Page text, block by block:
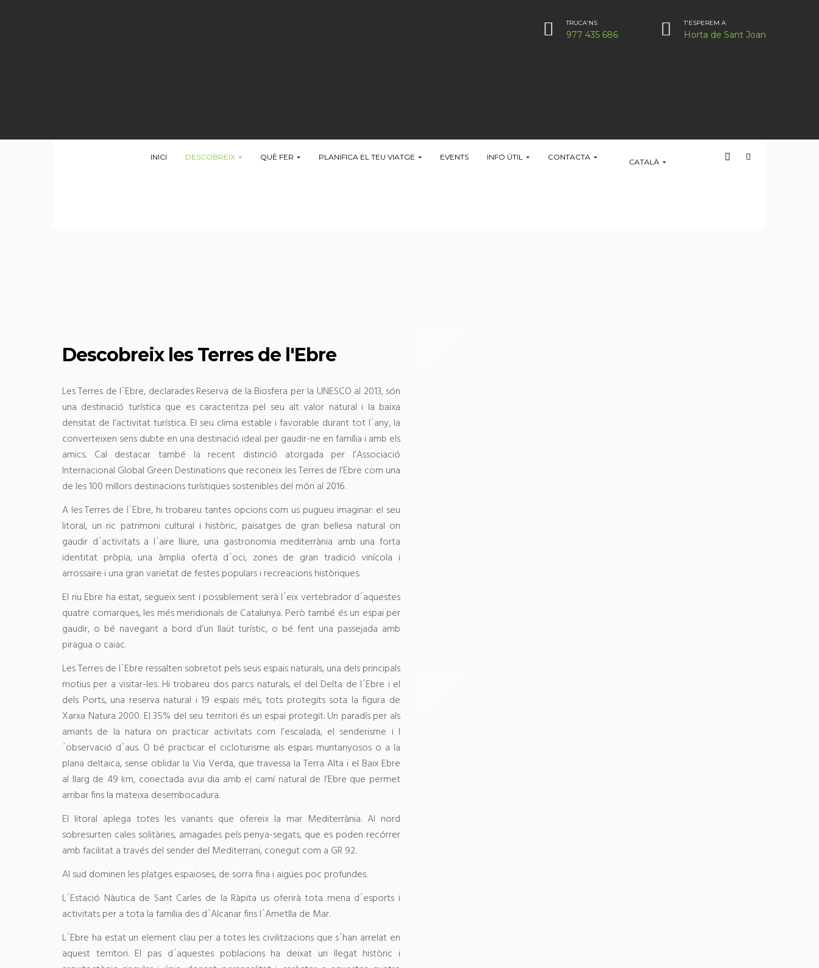
TRUCA'NS
977 435 686
T'ESPEREM A
Horta de Sant Joan
INICI DESCOBREIX QUÈ FER PLANIFICA EL TEU VIATGE EVENTS INFO ÚTIL CONTACTA
CATALÀ
Descobreix les Terres de l'Ebre
Les Terres de l´Ebre, declarades Reserva de la Biosfera per la UNESCO al 2013, són
una destinació turística que es caracteritza pel seu alt valor natural i la baixa
densitat de l’activitat turística. El seu clima estable i favorable durant tot l´any, la
converteixen sens dubte en una destinació ideal per gaudir-ne en família i amb els
amics. Cal destacar també la recent distinció atorgada per l’Associació
Internacional Global Green Destinations que reconeix les Terres de l’Ebre com una
de les 100 millors destinacions turístiques sostenibles del món al 2016.
A les Terres de l´Ebre, hi trobareu tantes opcions com us pugueu imaginar: el seu
litoral, un ric patrimoni cultural i històric, paisatges de gran bellesa natural on
gaudir d´activitats a l´aire lliure, una gastronomia mediterrània amb una forta
identitat pròpia, una àmplia oferta d´oci, zones de gran tradició vinícola i
arrossaire i una gran varietat de festes populars i recreacions històriques.
El riu Ebre ha estat, segueix sent i possiblement serà l´eix vertebrador d´aquestes
quatre comarques, les més meridionals de Catalunya. Però també és un espai per
gaudir, o bé navegant a bord d’un llaüt turístic, o bé fent una passejada amb
piragua o caiac.
Les Terres de l´Ebre ressalten sobretot pels seus espais naturals, una dels principals
motius per a visitar-les. Hi trobareu dos parcs naturals, el del Delta de l´Ebre i el
dels Ports, una reserva natural i 19 espais més, tots protegits sota la figura de
Xarxa Natura 2000. El 35% del seu territori és un espai protegit. Un paradís per als
amants de la natura on practicar activitats com l’escalada, el senderisme i l
´observació d´aus. O bé practicar el cicloturisme als espais muntanyosos o a la
plana deltaica, sense oblidar la Via Verda, que travessa la Terra Alta i el Baix Ebre
al llarg de 49 km, conectada avui dia amb el camí natural de l’Ebre que permet
arribar fins la mateixa desembocadura.
El litoral aplega totes les variants que ofereix la mar Mediterrània. Al nord
sobresurten cales solitàries, amagades pels penya-segats, que es poden recórrer
amb facilitat a través del sender del Mediterrani, conegut com a GR 92.
Al sud dominen les platges espaioses, de sorra fina i aigües poc profundes.
L´Estació Nàutica de Sant Carles de la Ràpita us oferirà tota mena d´esports i
activitats per a tota la família des d´Alcanar fins l´Ametlla de Mar.
L´Ebre ha estat un element clau per a totes les civilitzacions que s´han arrelat en
aquest territori. El pas d´aquestes poblacions ha deixat un llegat històric i